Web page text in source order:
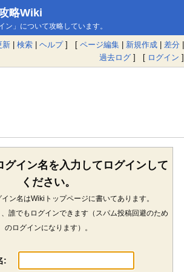
略Wiki
ン」について攻略しています。
新 | 検索 | ヘルプ] [ ページ編集 | 新規作成 | 差分 |
過去ログ ] [ ログイン ]
グイン名を入力してログインして
ください。
ン名はWikiトップページに書いてあります。
誰でもログインできます（スパム投稿回避のため
のログインになります）。
: